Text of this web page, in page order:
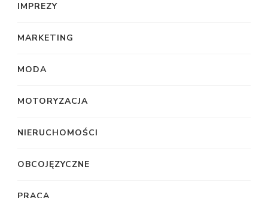
IMPREZY
MARKETING
MODA
MOTORYZACJA
NIERUCHOMOŚCI
OBCOJĘZYCZNE